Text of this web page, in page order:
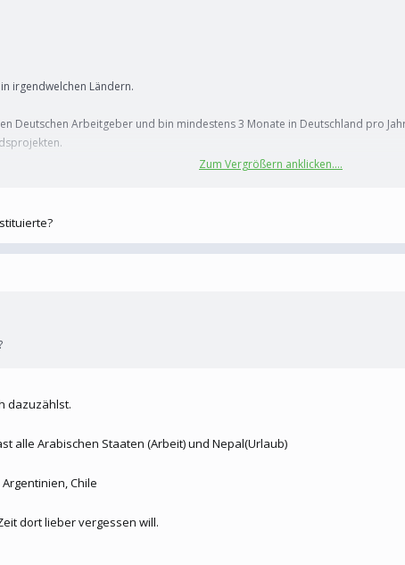
irgendwelchen Ländern.
Deutschen Arbeitgeber und bin mindestens 3 Monate in Deutschland pro
und werde das Balkanforum net besuchen in der Zeit.
Zum Vergrößern anklicken....
dazuzählst.
alle Arabischen Staaten (Arbeit) und Nepal(Urlaub)
Chile
dort lieber vergessen will.